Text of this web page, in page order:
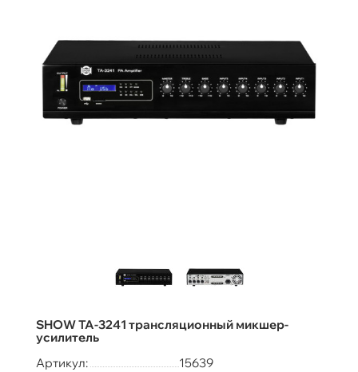
SHOW TA-3241 трансляционный микшер-
усилитель
Артикул:
15639